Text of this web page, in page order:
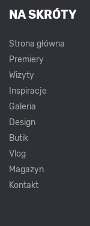
NA SKRÓTY
Strona główna
Premiery
Wizyty
Inspiracje
Galeria
Design
Butik
Vlog
Magazyn
Kontakt